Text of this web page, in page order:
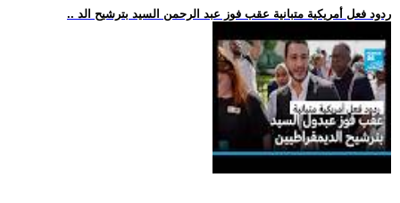
.. ردود فعل أمريكية متبانية عقب فوز عبد الرحمن السيد بترشيح الد